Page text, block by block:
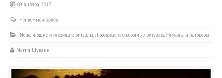
09 января, 2017
Нет комментариев
Исцеляющие и чистящие ритуалы,Любовные и отворотные ритуалы, Ритуалы и заговоры
Магия Шувани